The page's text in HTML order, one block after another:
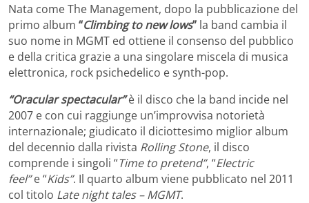
Nata come The Management, dopo la pubblicazione del
primo album “Climbing to new lows” la band cambia il
suo nome in MGMT ed ottiene il consenso del pubblico
e della critica grazie a una singolare miscela di musica
elettronica, rock psichedelico e synth-pop.
“Oracular spectacular” è il disco che la band incide nel
2007 e con cui raggiunge un’improvvisa notorietà
internazionale; giudicato il diciottesimo miglior album
del decennio dalla rivista Rolling Stone, il disco
comprende i singoli “Time to pretend”, “Electric
feel”e “Kids”. Il quarto album viene pubblicato nel 2011
col titolo Late night tales – MGMT.